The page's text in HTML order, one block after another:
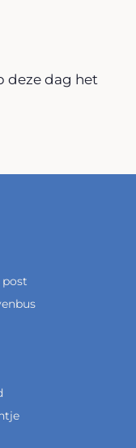
deze dag het